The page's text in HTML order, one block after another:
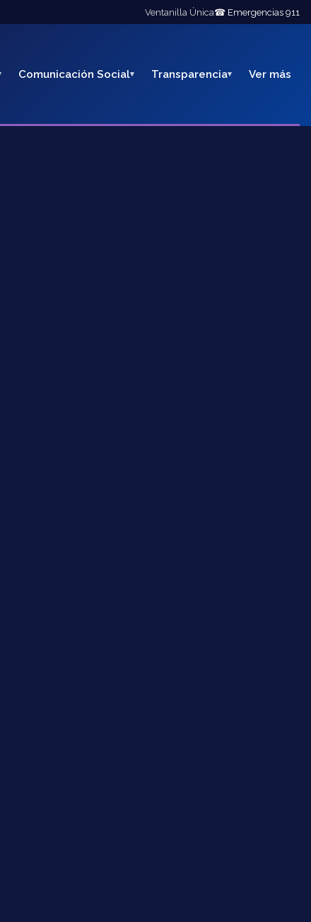
Ventanilla Única☎ Emergencias 911
Comunicación Social Transparencia Ver más